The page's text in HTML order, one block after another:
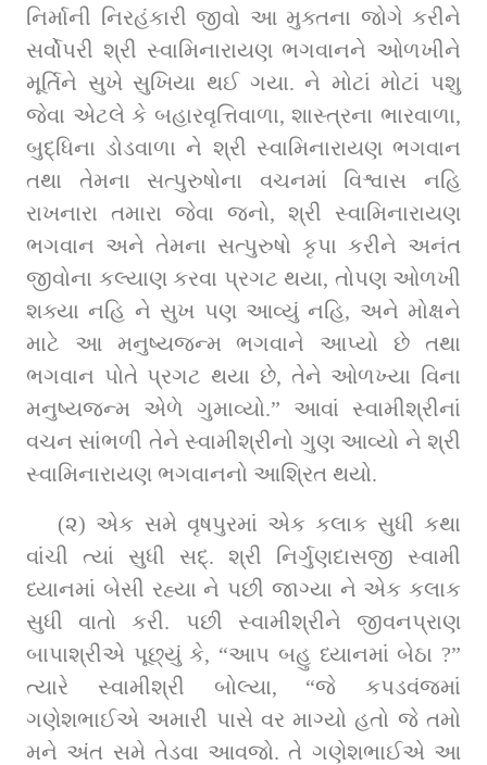
નિર્માની નિરહંકારી જીવો આ મુક્તના જોગે કરીને
સર્વોપરી શ્રી સ્વામિનારાયણ ભગવાનને ઓળખીને
મૂર્તિને સુખે સુખિયા થઈ ગયા. ને મોટાં મોટાં પશુ
જેવા એટલે કે બહારવૃત્ત‍િવાળા, શાસ્‍ત્રના ભારવાળા,
બુદ્ધિના ડોડવાળા ને શ્રી સ્‍વામિનારાયણ ભગવાન
તથા તેમના સત્‍પુરુષોના વચનમાં વિશ્વાસ નહિ
રાખનારા તમારા જેવા જનો, શ્રી સ્વામિનારાયણ
ભગવાન અને તેમના સત્‍પુરુષો કૃપા કરીને અનંત
જીવોના કલ્‍યાણ કરવા પ્રગટ થયા, તોપણ ઓળખી
શક્યા નહિ ને સુખ પણ આવ્યું નહિ, અને મોક્ષને
માટે આ મનુષ્યજન્મ ભગવાને આપ્યો છે તથા
ભગવાન પોતે પ્રગટ થયા છે, તેને ઓળખ્‍યા વિના
મનુષ્‍યજન્‍મ એળે ગુમાવ્‍યો.” આવાં સ્‍વામીશ્રીનાં
વચન સાંભળી તેને સ્‍વામીશ્રીનો ગુણ આવ્યો ને શ્રી
સ્‍‍વામિનારાયણ ભગવાનનો આશ્રિત થયો.
(૨) એક સમે વૃષપુરમાં એક કલાક સુધી કથા
વાંચી ત્‍યાં સુધી સદ્. શ્રી નિર્ગુણદાસજી સ્‍વામી
ધ્‍યાનમાં બેસી રહ્યા ને પછી જાગ્‍યા ને એક કલાક
સુધી વાતો કરી. પછી સ્વામીશ્રીને જીવનપ્રાણ
બાપાશ્રીએ પૂછ્યું કે, “આપ બહુ ધ્‍યાનમાં બેઠા ?”
ત્‍યારે સ્વામીશ્રી બોલ્‍યા, “જે કપડવંજમાં
ગણેશભાઈએ અમારી પાસે વર માગ્‍યો હતો જે તમો
મને અંત સમે તેડવા આવજો. તે ગણેશભાઈએ આ